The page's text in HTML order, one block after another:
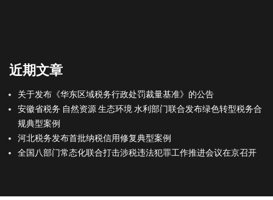
近期文章
关于发布《华东区域税务行政处罚裁量基准》的公告
安徽省税务 自然资源 生态环境 水利部门联合发布绿色转型税务合
规典型案例
河北税务发布首批纳税信用修复典型案例
全国八部门常态化联合打击涉税违法犯罪工作推进会议在京召开